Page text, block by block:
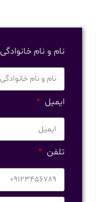
نام و نام خانوادگی
ایمیل
تلفن